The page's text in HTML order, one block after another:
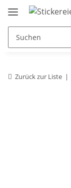
Zurück zur Liste